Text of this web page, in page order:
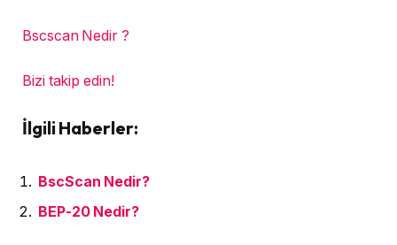
Bscscan Nedir ?
Bizi takip edin!
İlgili Haberler:
BscScan Nedir?
BEP-20 Nedir?